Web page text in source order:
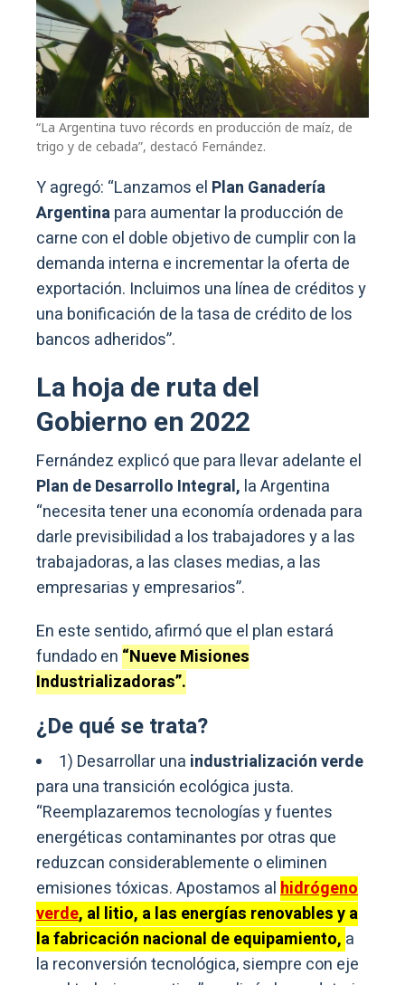
“La Argentina tuvo récords en producción de maíz, de
trigo y de cebada”, destacó Fernández.
Y agregó: “Lanzamos el Plan Ganadería
Argentinapara aumentar la producción de
carne con el doble objetivo de cumplir con la
demanda interna e incrementar la oferta de
exportación. Incluimos una línea de créditos y
una bonificación de la tasa de crédito de los
bancos adheridos”.
La hoja de ruta del
Gobierno en 2022
Fernández explicó que para llevar adelante el
Plan de Desarrollo Integral, la Argentina
“necesita tener una economía ordenada para
darle previsibilidad a los trabajadores y a las
trabajadoras, a las clases medias, a las
empresarias y empresarios”.
En este sentido, afirmó que el plan estará
fundado en “Nueve Misiones
Industrializadoras”.
¿De qué se trata?
1) Desarrollar una industrialización verde
para una transición ecológica justa.
“Reemplazaremos tecnologías y fuentes
energéticas contaminantes por otras que
reduzcan considerablemente o eliminen
emisiones tóxicas. Apostamos alhidrógeno
verde, al litio, a las energías renovables y a
la fabricación nacional de equipamiento, a
la reconversión tecnológica, siempre con eje